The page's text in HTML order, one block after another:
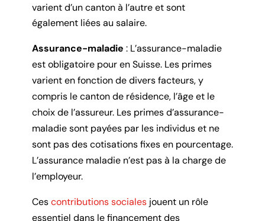
varient d’un canton à l’autre et sont
également liées au salaire.
Assurance-maladie : L’assurance-maladie
est obligatoire pour en Suisse. Les primes
varient en fonction de divers facteurs, y
compris le canton de résidence, l’âge et le
choix de l’assureur. Les primes d’assurance-
maladie sont payées par les individus et ne
sont pas des cotisations fixes en pourcentage.
L’assurance maladie n’est pas à la charge de
l’employeur.
Cescontributions socialesjouent un rôle
essentiel dans le financement des